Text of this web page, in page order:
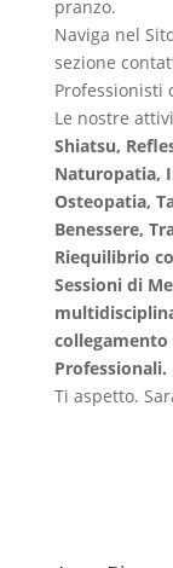
pranzo.
Naviga nel
sezione
Professionisti
Le nostre
Shiatsu,
Naturopatia,
Osteopatia,
Benessere,
Riequilibrio
Sessioni di
collegamento
Professionali.
Ti aspetto.